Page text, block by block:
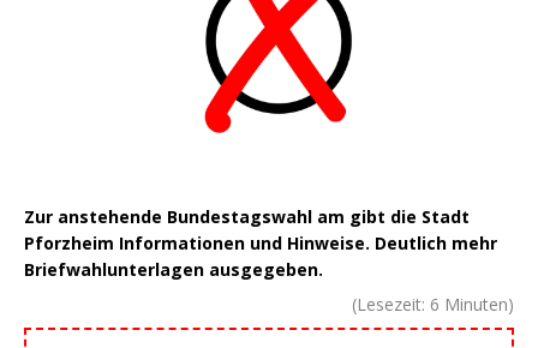
Zur anstehende Bundestagswahl am gibt die Stadt
Pforzheim Informationen und Hinweise. Deutlich mehr
Briefwahlunterlagen ausgegeben.
(Lesezeit: 6 Minuten)